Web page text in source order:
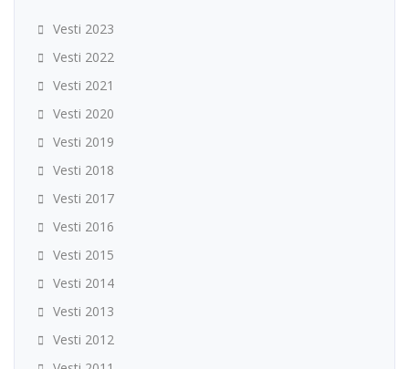
Vesti 2023
Vesti 2022
Vesti 2021
Vesti 2020
Vesti 2019
Vesti 2018
Vesti 2017
Vesti 2016
Vesti 2015
Vesti 2014
Vesti 2013
Vesti 2012